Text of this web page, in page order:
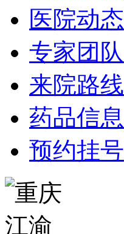
医院动态
专家团队
来院路线
药品信息
预约挂号